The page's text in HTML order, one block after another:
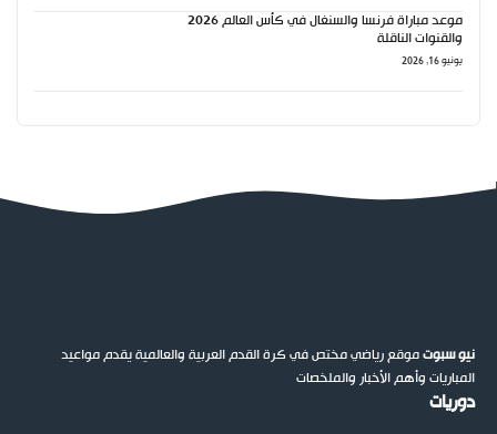
موعد مباراة فرنسا والسنغال في كأس العالم 2026
والقنوات الناقلة
يونيو 16, 2026
نيو سبوتموقع رياضي مختص في كرة القدم العربية والعالمية يقدم مواعيد
المباريات وأهم الأخبار والملخصات
دوريات